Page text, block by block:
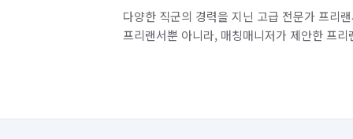
다양한 직군의 경력을 지닌 고급 전문가 프리
프리랜서뿐 아니라, 매칭매니저가 제안한 프